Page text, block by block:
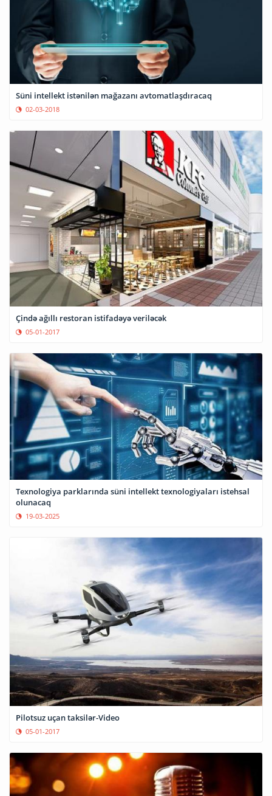
Süni intellekt istənilən mağazanı avtomatlaşdıracaq
02-03-2018
Çində ağıllı restoran istifadəyə veriləcək
05-01-2017
Texnologiya parklarında süni intellekt texnologiyaları istehsal
olunacaq
19-03-2025
Pilotsuz uçan taksilər-Video
05-01-2017